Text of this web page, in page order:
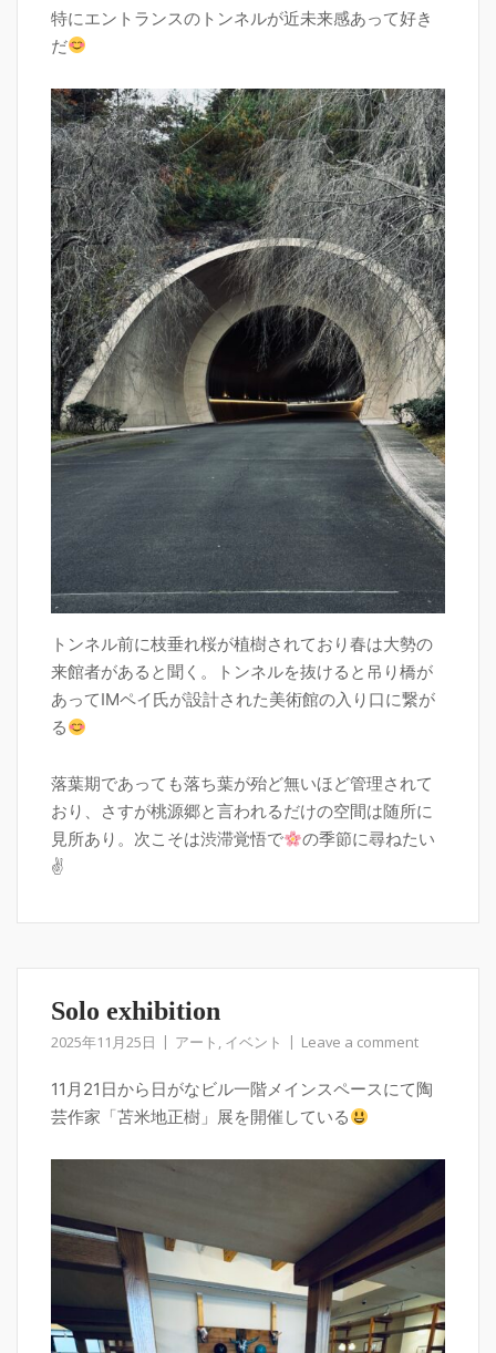
特にエントランスのトンネルが近未来感あって好き
だ
トンネル前に枝垂れ桜が植樹されており春は大勢の
来館者があると聞く。トンネルを抜けると吊り橋が
あってIMペイ氏が設計された美術館の入り口に繋が
る
落葉期であっても落ち葉が殆ど無いほど管理されて
おり、さすが桃源郷と言われるだけの空間は随所に
見所あり。次こそは渋滞覚悟で
の季節に尋ねたい
✌
Solo exhibition
2025年11月25日 アート , イベント Leave a comment
11月21日から日がなビル一階メインスペースにて陶
芸作家「苫米地正樹」展を開催している